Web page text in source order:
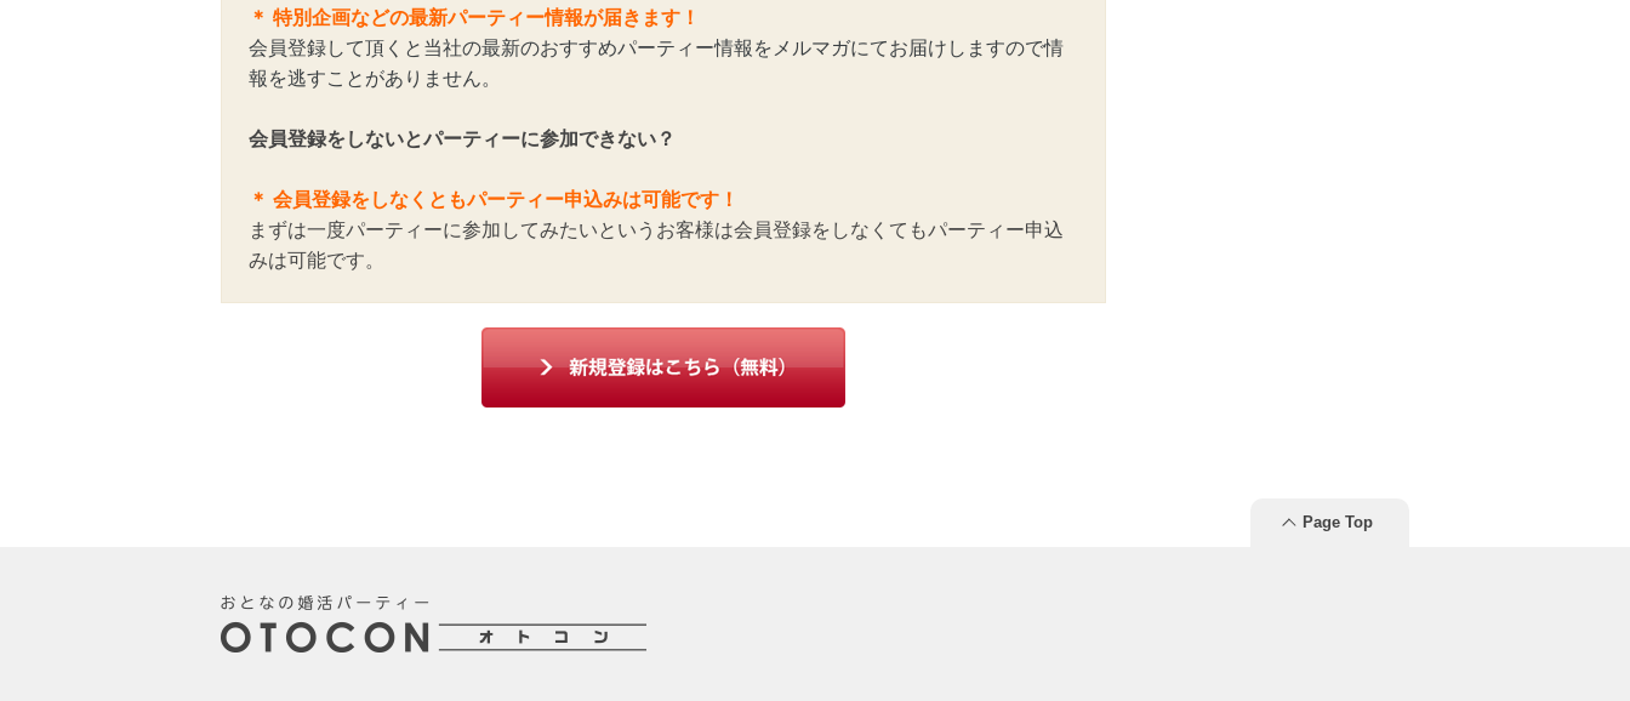
＊ 特別企画などの最新パーティー情報が届きます！
会員登録して頂くと当社の最新のおすすめパーティー情報をメルマガにてお届けしますので情
報を逃すことがありません。
会員登録をしないとパーティーに参加できない？
＊ 会員登録をしなくともパーティー申込みは可能です！
まずは一度パーティーに参加してみたいというお客様は会員登録をしなくてもパーティー申込
みは可能です。
Page Top